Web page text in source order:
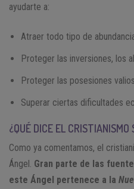
ayudarte a:
Atraer todo tipo de
Proteger las inversiones, los
Proteger las posesiones
Superar ciertas dificultades
¿QUÉ DICE EL CRISTIANISMO
Como ya comentamos, el
Ángel. Gran parte de las
este Ángel pertenece a la